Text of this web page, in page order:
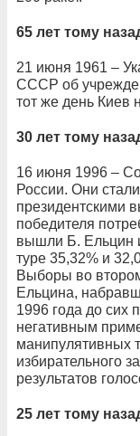
65 лет тому
21 июня 1961 –
СССР об
тот же день Киев
30 лет тому
16 июня 1996 –
России. Они
президентскими
победителя
вышли Б. Ельцин
туре 35,32% и
Выборы во
Ельцина,
1996 года до сих
негативным
манипулятивных
избирательного
результатов
25 лет тому